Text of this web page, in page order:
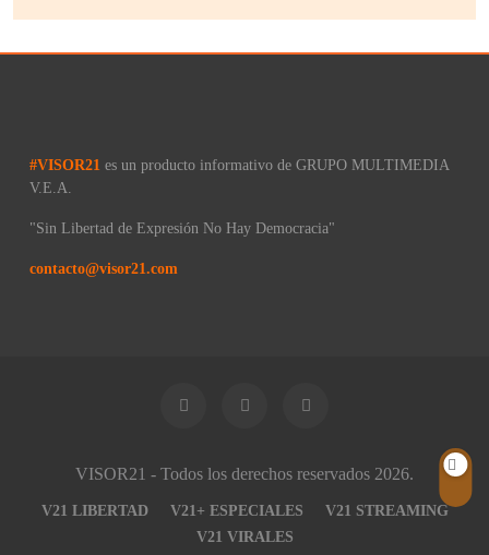
#VISOR21 es un producto informativo de GRUPO MULTIMEDIA
V.E.A.
"Sin Libertad de Expresión No Hay Democracia"
contacto@visor21.com
VISOR21 - Todos los derechos reservados 2026.
V21 LIBERTAD V21+ ESPECIALES
V21 STREAMING
V21 VIRALES